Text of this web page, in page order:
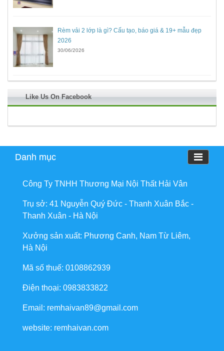
Rèm vải 2 lớp là gì? Cấu tạo, báo giá & 19+ mẫu đẹp
2026
30/06/2026
Like Us On Facebook
Danh mục
Công Ty TNHH Thương Mại Nội Thất Hải Vân
Trụ sở: 41 Nguyễn Quý Đức - Thanh Xuân Bắc -
Thanh Xuân - Hà Nội
Xưởng sản xuất: Phương Canh, Nam Từ Liêm,
Hà Nội
Mã số thuế: 0108862939
Điện thoại: 0983833822
Email: remhaivan89@gmail.com
website: remhaivan.com